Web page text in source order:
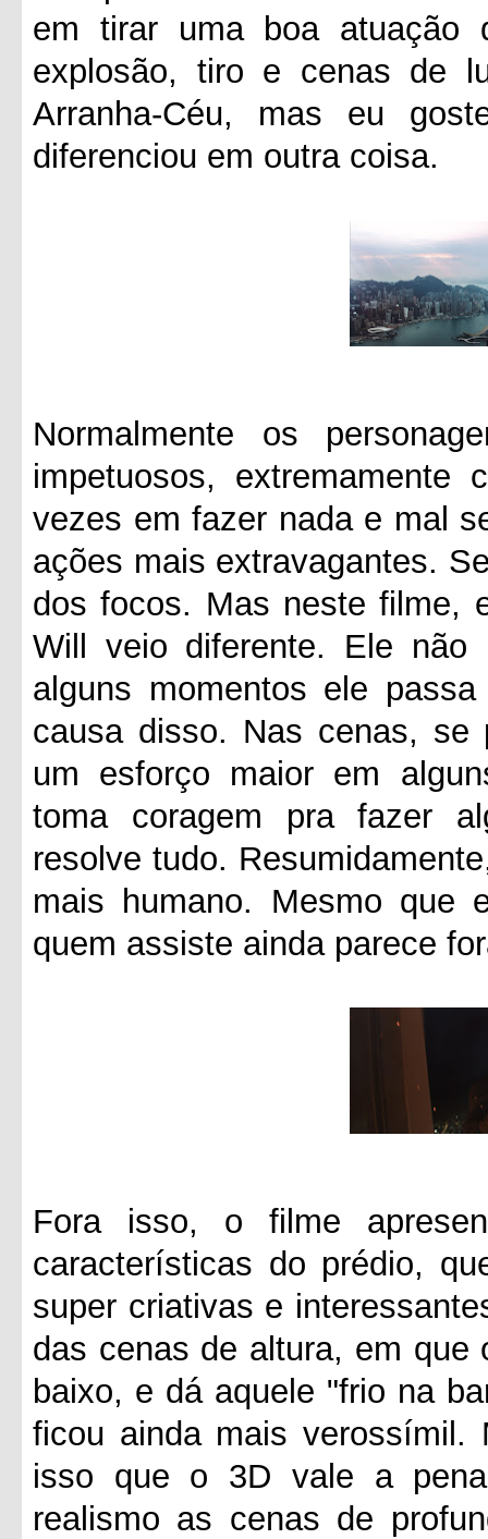
em tirar uma boa atuação
explosão, tiro e cenas de
Arranha-Céu, mas eu
diferenciou em outra coisa.
Normalmente os
impetuosos, extremamente
vezes em fazer nada e mal
ações mais extravagantes.
dos focos. Mas neste filme,
Will veio diferente. Ele
alguns momentos ele
causa disso. Nas cenas, se
um esforço maior em
toma coragem pra fazer
resolve tudo.
mais humano. Mesmo que
quem assiste ainda parece
Fora isso, o filme
características do prédio,
super criativas e
das cenas de altura, em que
baixo, e dá aquele "frio na
ficou ainda mais verossímil.
isso que o 3D vale a
realismo as cenas de